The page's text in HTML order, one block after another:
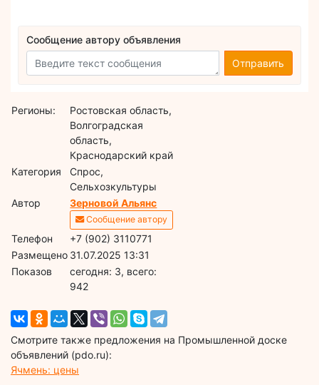
Сообщение автору объявления
Отправить
Регионы:
Ростовская область,
Волгоградская
область,
Краснодарский край
Категория
Спрос,
Сельхозкультуры
Автор
Зерновой Альянс
Сообщение автору
Телефон
+7 (902) 3110771
Размещено 31.07.2025 13:31
Показов
cегодня: 3, всего:
942
Смотрите также предложения на Промышленной доске
объявлений (pdo.ru):
Ячмень: цены